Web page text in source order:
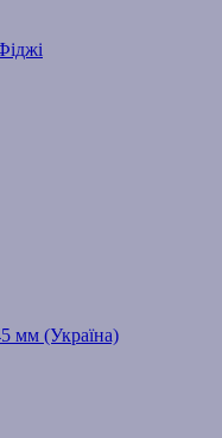
мм (Україна)